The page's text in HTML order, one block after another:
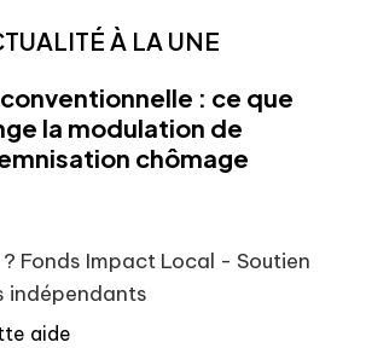
À LA UNE
: ce que
la modulation de
chômage
Fonds Impact Local - Soutien
indépendants
aide